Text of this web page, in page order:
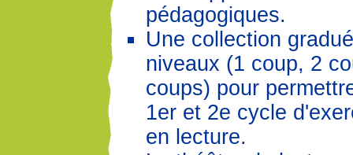
pédagogiques.
Une collection
niveaux (1 coup, 2
coups) pour
1er et 2e cycle
en lecture.